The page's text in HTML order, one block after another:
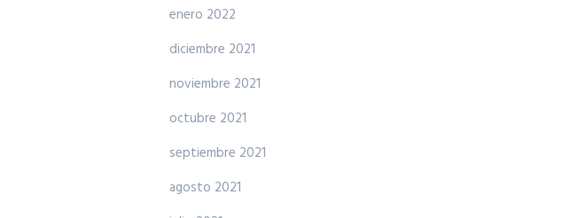
enero 2022
diciembre 2021
noviembre 2021
octubre 2021
septiembre 2021
agosto 2021